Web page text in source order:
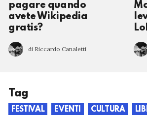
pagare quando
avete Wikipedia
gratis?
di Riccardo Canaletti
Tag
FESTIVAL EVENTI CULTURA